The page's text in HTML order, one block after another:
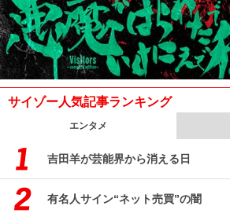
サイゾー人気記事ランキング
エンタメ
吉田羊が芸能界から消える日
有名人サイン“ネット売買”の闇